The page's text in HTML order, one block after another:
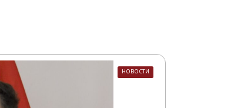
НОВОСТИ